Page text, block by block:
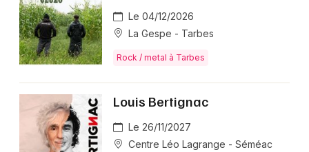
Le 04/12/2026
La Gespe - Tarbes
Rock / metal à Tarbes
Louis Bertignac
Le 26/11/2027
Centre Léo Lagrange - Séméac